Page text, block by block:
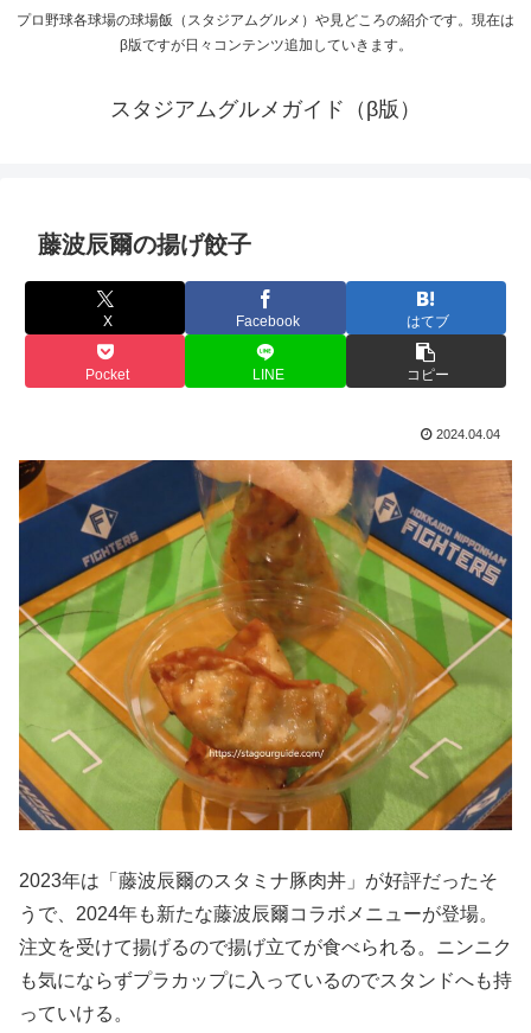
プロ野球各球場の球場飯（スタジアムグルメ）や見どころの紹介です。現在は
β版ですが日々コンテンツ追加していきます。
スタジアムグルメガイド（β版）
藤波辰爾の揚げ餃子
X Facebook はてブ
Pocket LINE コピー
2024.04.04
2023年は「藤波辰爾のスタミナ豚肉丼」が好評だったそ
うで、2024年も新たな藤波辰爾コラボメニューが登場。
注文を受けて揚げるので揚げ立てが食べられる。ニンニク
も気にならずプラカップに入っているのでスタンドへも持
っていける。